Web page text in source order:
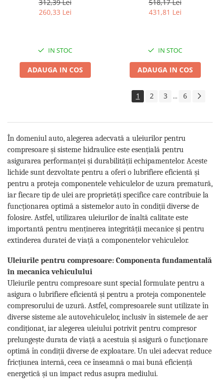
312,39 Lei
260,33 Lei
IN STOC
ADAUGA IN COS
518,17 Lei
431,81 Lei
IN STOC
ADAUGA IN COS
1 2 3 ... 6
În domeniul auto, alegerea adecvată a uleiurilor pentru
compresoare și sisteme hidraulice este esențială pentru
asigurarea performanței și durabilității echipamentelor. Aceste
lichide sunt dezvoltate pentru a oferi o lubrifiere eficientă și
pentru a proteja componentele vehiculelor de uzura prematură,
iar fiecare tip de ulei are proprietăți specifice care contribuie la
funcționarea optimă a sistemelor auto în condiții diverse de
folosire. Astfel, utilizarea uleiurilor de înaltă calitate este
importantă pentru menținerea integrității mecanice și pentru
extinderea duratei de viață a componentelor vehiculelor.
Uleiurile pentru compresoare: Componenta fundamentală
în mecanica vehiculului
Uleiurile pentru compresoare sunt special formulate pentru a
asigura o lubrifiere eficientă și pentru a proteja componentele
compresorului de uzură. Astfel, compresoarele sunt utilizate în
diverse sisteme ale autovehiculelor, inclusiv în sistemele de aer
condiționat, iar alegerea uleiului potrivit pentru compresor
prelungește durata de viață a acestuia și asigură o funcționare
optimă în condiții diverse de exploatare. Un ulei adecvat reduce
fricțiunea internă, ceea ce înseamnă o mai bună eficiență
energetică și un impact redus asupra mediului.